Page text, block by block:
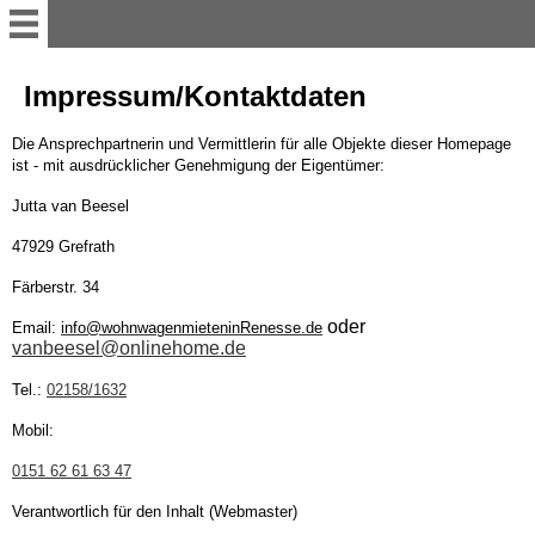
Willkommen
Kontaktformular
Allgemeines und Wichtiges
Nach der Buchung
In eigener Sache
Impressum/Kontaktdaten
Die Ansprechpartnerin und Vermittlerin für alle Objekte dieser Homepage
ist - mit ausdrücklicher Genehmigung der Eigentümer:
Jutta van Beesel
47929 Grefrath
Färberstr. 34
Email: info@wohnwagenmieteninRenesse.de oder
vanbeesel@onlinehome.de
Tel.: 02158/1632
Mobil:
0151 62 61 63 47
Verantwortlich für den Inhalt (Webmaster)